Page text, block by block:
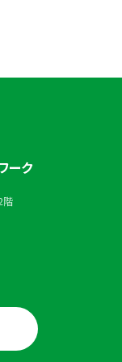
ーク
階